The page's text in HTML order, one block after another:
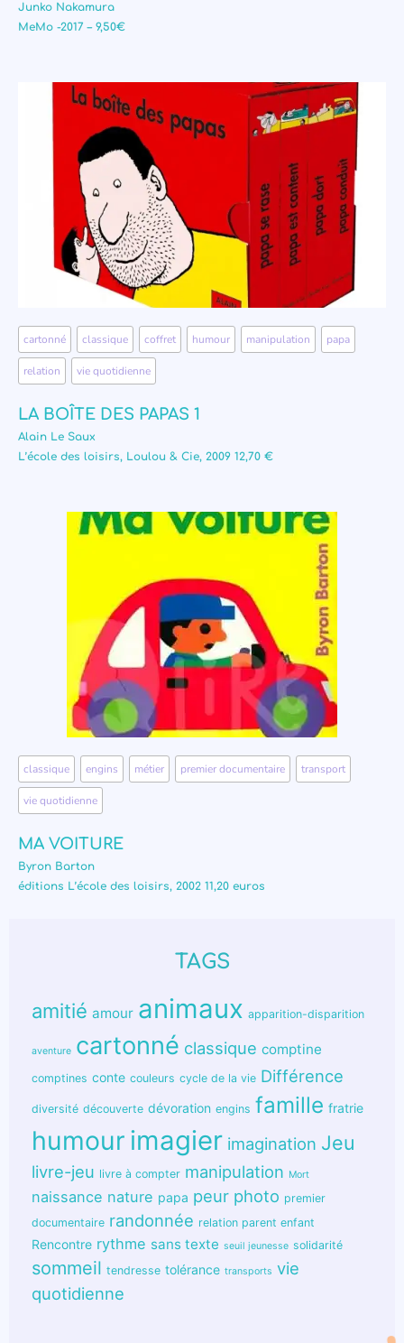
Junko Nakamura
MeMo -2017 – 9,50€
cartonné classique coffret humour manipulation papa
relation vie quotidienne
LA BOÎTE DES PAPAS 1
Alain Le Saux
L’école des loisirs, Loulou & Cie, 2009 12,70 €
classique engins métier premier documentaire transport
vie quotidienne
MA VOITURE
Byron Barton
éditions L’école des loisirs, 2002 11,20 euros
TAGS
amitié amour animaux apparition-disparition
aventure cartonné classique comptine
comptines conte couleurs cycle de la vie Différence
diversité découverte dévoration engins famille fratrie
humour imagier imagination Jeu
livre-jeu livre à compter manipulation Mort
naissance nature papa peur photo premier
documentaire randonnée relation parent enfant
Rencontre rythme sans texte seuil jeunesse solidarité
sommeil tendresse tolérance transports vie
quotidienne